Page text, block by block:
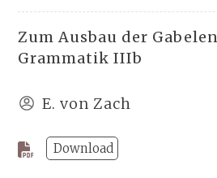
Zum Ausbau der
Grammatik IIIb
E. von Zach
Download